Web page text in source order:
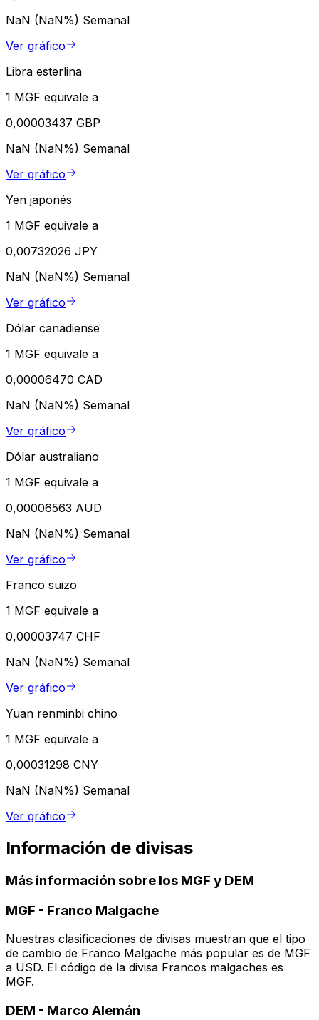
NaN (NaN%) Semanal
Ver gráfico
Libra esterlina
1 MGF equivale a
0,00003437 GBP
NaN (NaN%) Semanal
Ver gráfico
Yen japonés
1 MGF equivale a
0,00732026 JPY
NaN (NaN%) Semanal
Ver gráfico
Dólar canadiense
1 MGF equivale a
0,00006470 CAD
NaN (NaN%) Semanal
Ver gráfico
Dólar australiano
1 MGF equivale a
0,00006563 AUD
NaN (NaN%) Semanal
Ver gráfico
Franco suizo
1 MGF equivale a
0,00003747 CHF
NaN (NaN%) Semanal
Ver gráfico
Yuan renminbi chino
1 MGF equivale a
0,00031298 CNY
NaN (NaN%) Semanal
Ver gráfico
Información de divisas
Más información sobre los MGF y DEM
MGF - Franco Malgache
Nuestras clasificaciones de divisas muestran que el tipo
de cambio de Franco Malgache más popular es de MGF
a USD. El código de la divisa Francos malgaches es
MGF.
DEM - Marco Alemán